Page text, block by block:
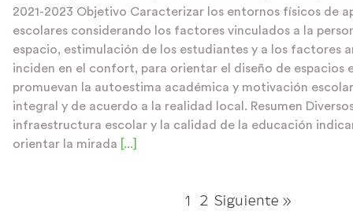
2021-2023 Objetivo Caracterizar los entornos físicos de
escolares considerando los factores vinculados a la
espacio, estimulación de los estudiantes y a los factores
inciden en el confort, para orientar el diseño de espacios
promuevan la autoestima académica y motivación
integral y de acuerdo a la realidad local. Resumen
infraestructura escolar y la calidad de la educación
orientar la mirada [...]
1 2 Siguiente »